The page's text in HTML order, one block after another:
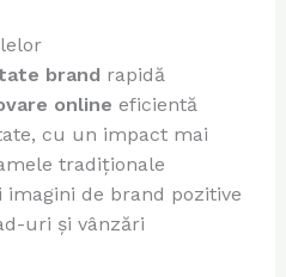
brandrapidă
online eficientă
cu un impact mai
tradiționale
de brand pozitive
uri și vânzări